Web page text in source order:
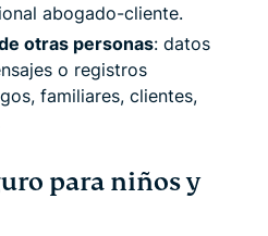
abogado-cliente.
otras personas: datos
o registros
familiares, clientes,
para niños y